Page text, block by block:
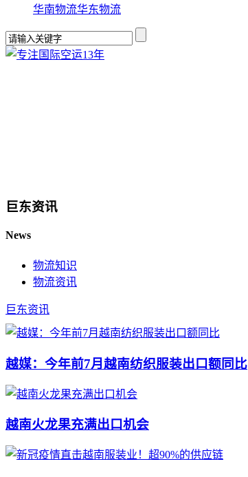
华南物流华东物流
巨东资讯
News
物流知识
物流资讯
巨东资讯
越媒：今年前7月越南纺织服装出口额同比
越南火龙果充满出口机会